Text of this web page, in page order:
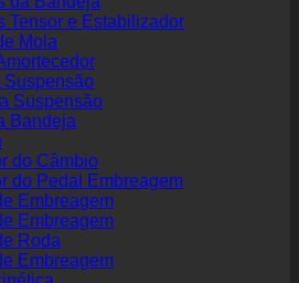
Tensor e Estabilizador
Mola
Suspensão
Suspensão
Bandeja
do Câmbio
do Pedal Embreagem
Embreagem
Embreagem
Roda
Embreagem